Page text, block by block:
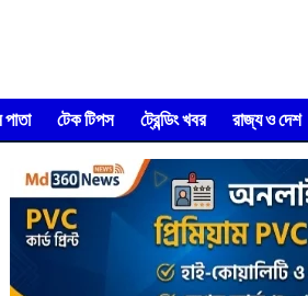
টেক টিপস ট্রেন্ডিং খবর রাজ্য ও দেশ